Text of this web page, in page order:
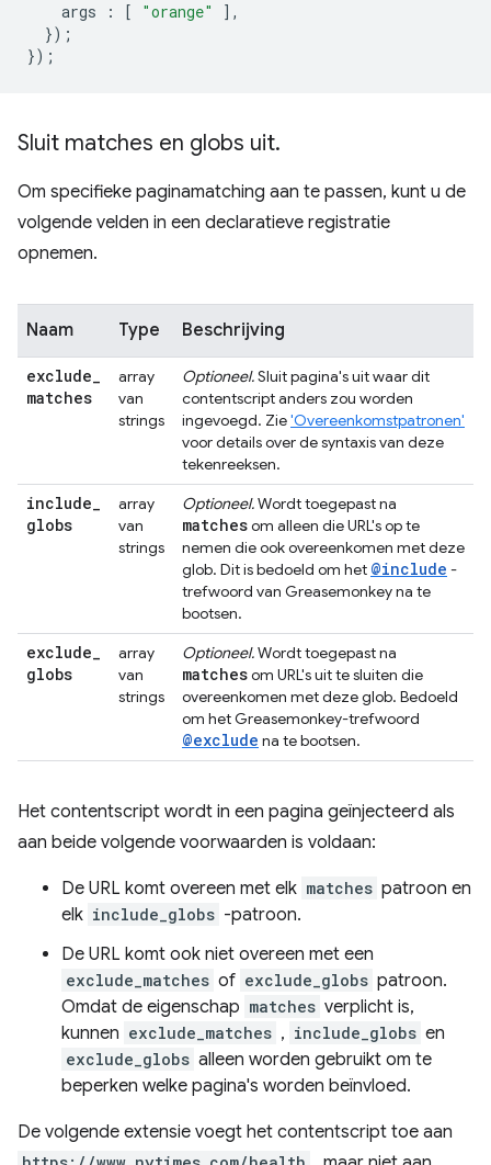
args
: [ "orange"
],
});
});
Sluit matches en globs uit.
Om specifieke paginamatching aan te passen, kunt u de
volgende velden in een declaratieve registratie
opnemen.
Naam Type Beschrijving
exclude_
matches
array
van
strings
Optioneel.Sluit pagina's uit waar dit
contentscript anders zou worden
ingevoegd. Zie'Overeenkomstpatronen'
voor details over de syntaxis van deze
tekenreeksen.
include_
globs
array
van
strings
Optioneel.Wordt toegepast na
matchesom alleen die URL's op te
nemen die ook overeenkomen met deze
glob. Dit is bedoeld om het @include -
trefwoord van Greasemonkey na te
bootsen.
exclude_
globs
array
van
strings
Optioneel.Wordt toegepast na
matchesom URL's uit te sluiten die
overeenkomen met deze glob. Bedoeld
om het Greasemonkey-trefwoord
@exclude na te bootsen.
Het contentscript wordt in een pagina geïnjecteerd als
aan beide volgende voorwaarden is voldaan:
De URL komt overeen met elk matches patroon en
elk include_globs -patroon.
De URL komt ook niet overeen met een
exclude_matches of exclude_globs patroon.
Omdat de eigenschap matches verplicht is,
kunnen exclude_matches , include_globs en
exclude_globs alleen worden gebruikt om te
beperken welke pagina's worden beïnvloed.
De volgende extensie voegt het contentscript toe aan